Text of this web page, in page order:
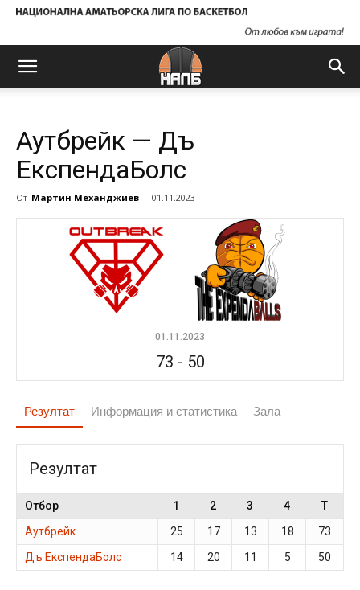
Аутбрейк — Дъ
ЕкспендаБолс
От Мартин Механджиев - 01.11.2023
01.11.2023
73 - 50
Резултат Информация и статистика Зала
Резултат
Отбор 1 2 3 4
T
Аутбрейк
25 17 13 18
73
Дъ ЕкспендаБолс
14 20 11 5 50